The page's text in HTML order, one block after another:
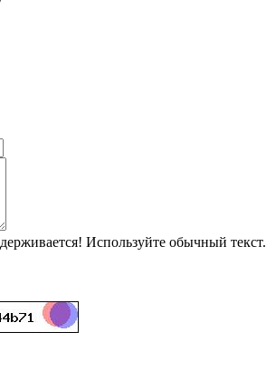
Используйте обычный текст.